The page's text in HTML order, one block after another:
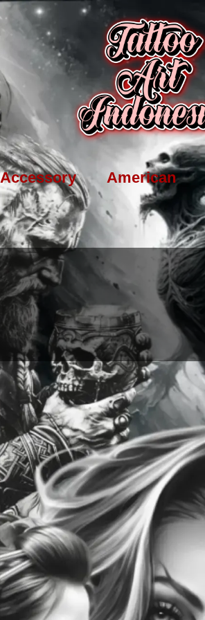
Accessory American